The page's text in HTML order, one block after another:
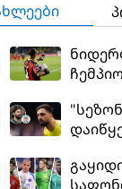
MVP
შანსის